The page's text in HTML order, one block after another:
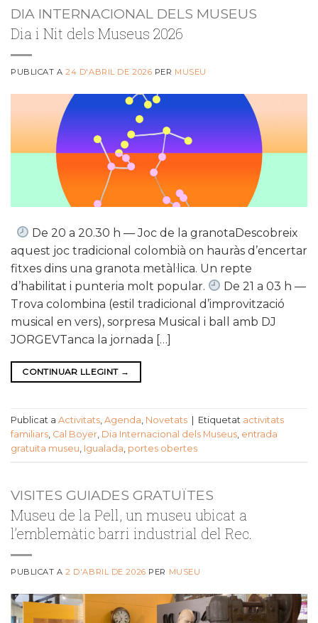
DIA INTERNACIONAL DELS MUSEUS
Dia i Nit dels Museus 2026
PUBLICAT A24 D'ABRIL DE 2026 PER MUSEU
De 20 a 20.30 h — Joc de la granotaDescobreix
aquest joc tradicional colombià on hauràs d’encertar
fitxes dins una granota metàl·lica. Un repte
d’habilitat i punteria molt popular.
De 21 a 03 h —
Trova colombina (estil tradicional d’improvització
musical en vers), sorpresa Musical i ball amb DJ
JORGEVTanca la jornada […]
CONTINUAR LLEGINT →
Publicat a Activitats, Agenda, Novetats Etiquetat activitats
familiars, Cal Boyer, Dia Internacional dels Museus, entrada
gratuïta museu, Igualada, portes obertes
VISITES GUIADES GRATUÏTES
Museu de la Pell, un museu ubicat a
l’emblemàtic barri industrial del Rec.
PUBLICAT A2 D'ABRIL DE 2026 PER MUSEU